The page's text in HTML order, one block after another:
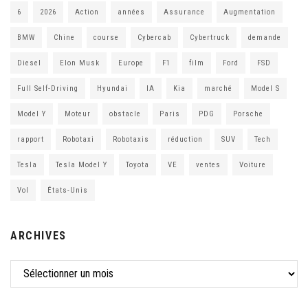
6 2026 Action années Assurance Augmentation
BMW Chine course Cybercab Cybertruck demande
Diesel Elon Musk Europe F1 film Ford FSD
Full Self-Driving Hyundai IA Kia marché Model S
Model Y Moteur obstacle Paris PDG Porsche
rapport Robotaxi Robotaxis réduction SUV Tech
Tesla Tesla Model Y Toyota VE ventes Voiture
Vol États-Unis
ARCHIVES